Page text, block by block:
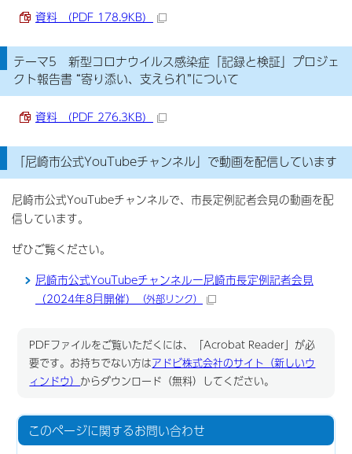
資料 （PDF 178.9KB）
テーマ5 新型コロナウイルス感染症「記録と検証」プロジェ
クト報告書 “寄り添い、支えられ”について
資料 （PDF 276.3KB）
「尼崎市公式YouTubeチャンネル」で動画を配信しています
尼崎市公式YouTubeチャンネルで、市長定例記者会見の動画を配
信しています。
ぜひご覧ください。
尼崎市公式YouTubeチャンネルー尼崎市長定例記者会見
（2024年8月開催）
（外部リンク）
PDFファイルをご覧いただくには、「Acrobat Reader」が必
要です。お持ちでない方はアドビ株式会社のサイト（新しいウ
ィンドウ） からダウンロード（無料）してください。
このページに関するお問い合わせ